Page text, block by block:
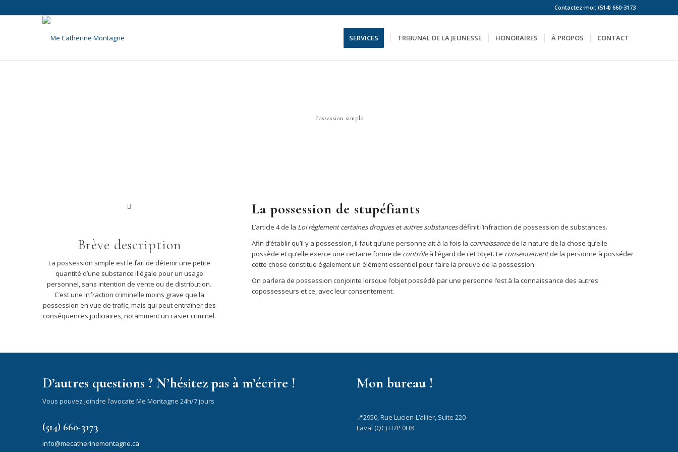
Contactez-moi: (514) 660-3173
SERVICES TRIBUNAL DE LA JEUNESSE HONORAIRES À PROPOS CONTACT
Possession simple
Brève description
La possession simple est le fait de détenir une petite
quantité d’une substance illégale pour un usage
personnel, sans intention de vente ou de distribution.
C’est une infraction criminelle moins grave que la
possession en vue de trafic, mais qui peut entraîner des
conséquences judiciaires, notamment un casier criminel.
La possession de stupéfiants
L’article 4 de la Loi règlement certaines drogues et autres substancesdéfinit l’infraction de possession de substances.
Afin d’établir qu’il y a possession, il faut qu’une personne ait à la fois la connaissancede la nature de la chose qu’elle
possède et qu’elle exerce une certaine forme de contrôleà l’égard de cet objet. Le consentementde la personne à posséder
cette chose constitue également un élément essentiel pour faire la preuve de la possession.
On parlera de possession conjointe lorsque l’objet possédé par une personne l’est à la connaissance des autres
copossesseurs et ce, avec leur consentement.
D’autres questions ? N’hésitez pas à m’écrire !
Vous pouvez joindre l’avocate Me Montagne 24h/7 jours
(514) 660-3173
info@mecatherinemontagne.ca
Mon bureau !
📍2950, Rue Lucien-L’allier, Suite 220
Laval (QC) H7P 0H8